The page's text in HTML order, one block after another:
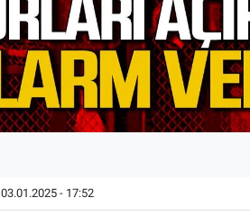
03.01.2025 - 17:52